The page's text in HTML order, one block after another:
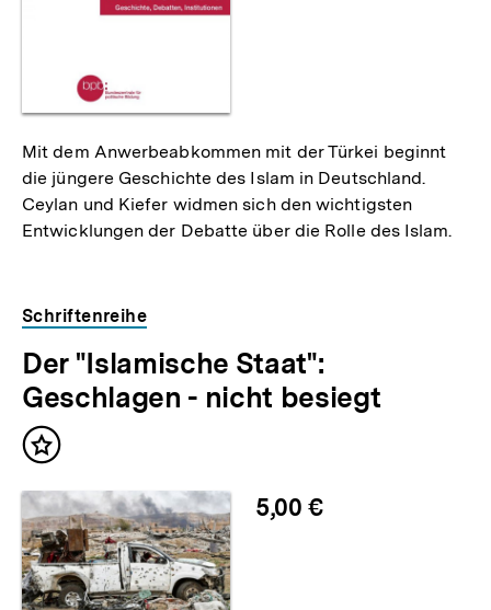
Mit dem Anwerbeabkommen mit der Türkei beginnt
die jüngere Geschichte des Islam in Deutschland.
Ceylan und Kiefer widmen sich den wichtigsten
Entwicklungen der Debatte über die Rolle des Islam.
Schriftenreihe
Der "Islamische Staat":
Geschlagen - nicht besiegt
Inhalt
5,00 €